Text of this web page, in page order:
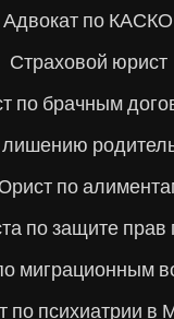
Адвокат по КАСКО
Страховой юрист
по брачным
по
по защите прав
миграционным
по психиатрии в